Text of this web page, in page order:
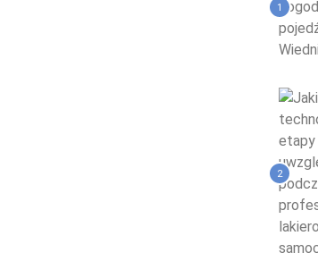
1
2